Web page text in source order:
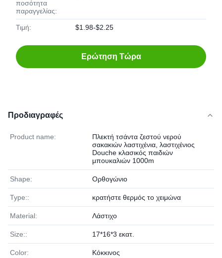
ποσότητα
παραγγελίας:
Τιμή: $1.98-$2.25
Ερώτηση Τώρα
Προδιαγραφές
Product name:
Πλεκτή τσάντα ζεστού νερού
σακακιών λαστιχένια, λαστιχένιος
Douche κλασικός παιδιών
μπουκαλιών 1000m
Shape: Ορθογώνιο
Type:: κρατήστε θερμός το χειμώνα
Material: Λάστιχο
Size:: 17*16*3 εκατ.
Color: Κόκκινος